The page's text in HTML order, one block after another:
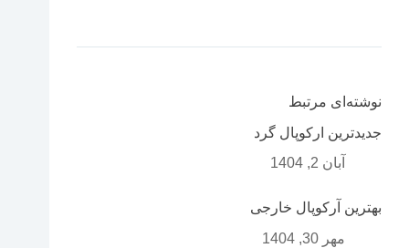
نوشته‌ای مرتبط
جدیدترین ارکوپال گرد
آبان 2, 1404
بهترین آرکوپال خارجی
مهر 30, 1404